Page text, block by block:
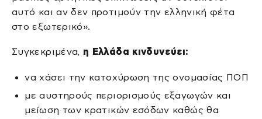
αυτό και αν δεν προτιμούν την ελληνική φέτα
στο εξωτερικό».
Συγκεκριμένα, η Ελλάδα κινδυνεύει:
να χάσει την κατοχύρωση της ονομασίας ΠΟΠ
με αυστηρούς περιορισμούς εξαγωγών και
μείωση των κρατικών εσόδων καθώς θα